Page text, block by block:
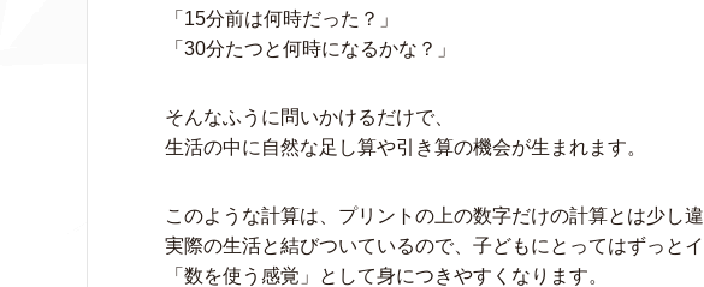
「15分前は何時だった？」
「30分たつと何時になるかな？」
そんなふうに問いかけるだけで、
生活の中に自然な足し算や引き算の機会が生まれます。
このような計算は、プリントの上の数字だけの計算とは少し違
実際の生活と結びついているので、子どもにとってはずっとイ
「数を使う感覚」として身につきやすくなります。